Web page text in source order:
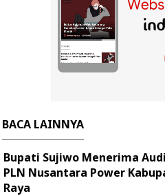
BACA LAINNYA
Bupati Sujiwo Menerima
PLN Nusantara Power
Raya